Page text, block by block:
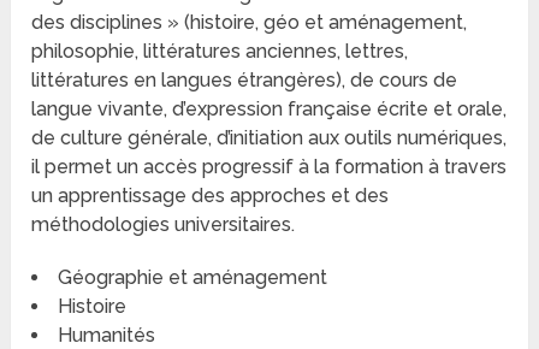
des disciplines » (histoire, géo et aménagement,
philosophie, littératures anciennes, lettres,
littératures en langues étrangères), de cours de
langue vivante, d’expression française écrite et orale,
de culture générale, d’initiation aux outils numériques,
il permet un accès progressif à la formation à travers
un apprentissage des approches et des
méthodologies universitaires.
Géographie et aménagement
Histoire
Humanités